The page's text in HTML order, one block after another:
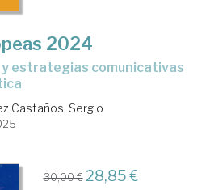
2024
Castaños, Sergio
30,00 € 28,85 €